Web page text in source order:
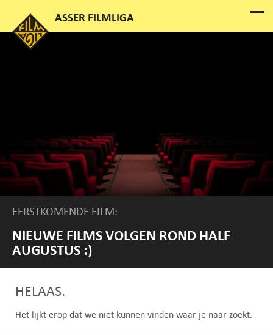
EERSTKOMENDE FILM:
NIEUWE FILMS VOLGEN ROND HALF
AUGUSTUS :)
HELAAS.
Het lijkt erop dat we niet kunnen vinden waar je naar zoekt.